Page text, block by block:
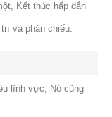
Kết thúc hấp dẫn
và phản chiếu.
lĩnh vực, Nó cũng